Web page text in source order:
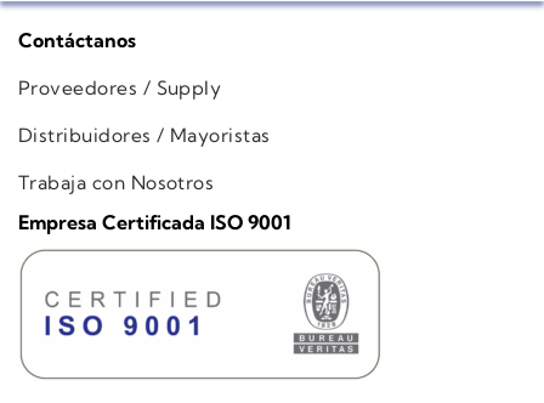
Contáctanos
Proveedores / Supply
Distribuidores / Mayoristas
Trabaja con Nosotros
Empresa Certificada ISO 9001